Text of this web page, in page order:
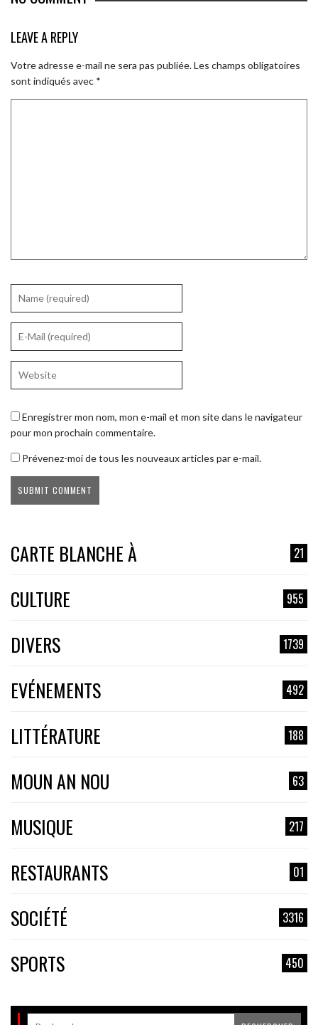
LEAVE A REPLY
Votre adresse e-mail ne sera pas publiée.Les champs obligatoires
sont indiqués avec *
Enregistrer mon nom, mon e-mail et mon site dans le navigateur
pour mon prochain commentaire.
Prévenez-moi de tous les nouveaux articles par e-mail.
CARTE BLANCHE À 21
CULTURE 955
DIVERS 1739
EVÉNEMENTS 492
LITTÉRATURE 188
MOUN AN NOU 63
MUSIQUE 217
RESTAURANTS 01
SOCIÉTÉ 3316
SPORTS 450